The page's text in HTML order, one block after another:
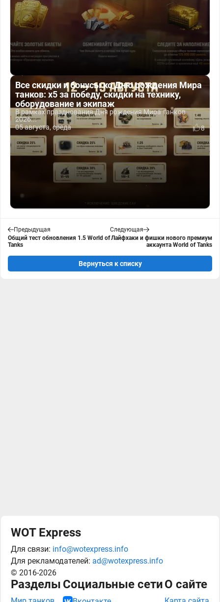
Все скидки и бонусы ко Дню рождения Мира
танков: x5 за победу, скидки на технику,
оборудование и экипаж
В рамках празднования Дня рождения Мира танков
2026...
05 августа, среда
8
Предыдущая
Общий тест обновления 1.5 World of
Tanks
Следующая
Лайфхаки и фишки нового премиум
аккаунта World of Tanks
Вернуться к списку
WOT Express
Для связи: info@wotexpress.info
Для рекламодателей: ad@wotexpress.info
© 2016-2026
Разделы Социальные сетиО сайте